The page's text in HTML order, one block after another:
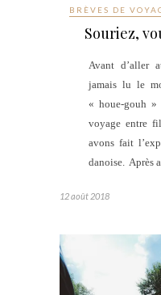
BRÈVES DE
Souriez,
Avant d’aller
jamais lu le
« houe-gouh »
voyage entre
avons fait
danoise. Après
12 août 2018